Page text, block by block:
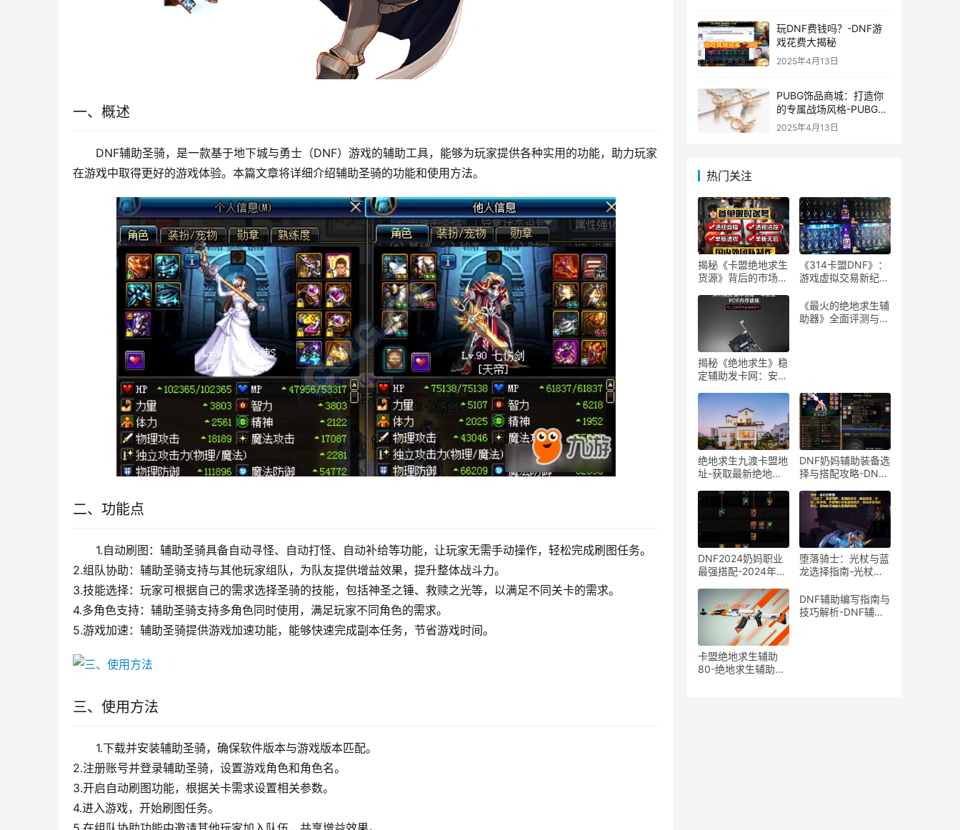
一、概述
DNF辅助圣骑，是一款基于地下城与勇士（DNF）游戏的辅助工具，能够为玩家提供各种实用的功能，助力玩家
在游戏中取得更好的游戏体验。本篇文章将详细介绍辅助圣骑的功能和使用方法。
二、功能点
1.自动刷图：辅助圣骑具备自动寻怪、自动打怪、自动补给等功能，让玩家无需手动操作，轻松完成刷图任务。
2.组队协助：辅助圣骑支持与其他玩家组队，为队友提供增益效果，提升整体战斗力。
3.技能选择：玩家可根据自己的需求选择圣骑的技能，包括神圣之锤、救赎之光等，以满足不同关卡的需求。
4.多角色支持：辅助圣骑支持多角色同时使用，满足玩家不同角色的需求。
5.游戏加速：辅助圣骑提供游戏加速功能，能够快速完成副本任务，节省游戏时间。
三、使用方法
1.下载并安装辅助圣骑，确保软件版本与游戏版本匹配。
2.注册账号并登录辅助圣骑，设置游戏角色和角色名。
3.开启自动刷图功能，根据关卡需求设置相关参数。
4.进入游戏，开始刷图任务。
玩DNF费钱吗？-DNF游
戏花费大揭秘
2025年4月13日
PUBG饰品商城：打造你
的专属战场风格-PUBG游
戏内饰品购买指南
2025年4月13日
热门关注
揭秘《卡盟绝地求生
货源》背后的市场与
货源供应链深度分析
《314卡盟DNF》：
游戏虚拟交易新纪
盟DNF平台的游戏道
具交易
揭秘《绝地求生》稳
定辅助发卡网：安全
生辅助工具发卡网深
度剖析与购买建议
《最火的绝地求生辅
助器》全面评测与安
绝地求生九渡卡盟地
址-获取最新绝地求
用教程
DNF奶妈辅助装备选
择与搭配攻略-DNF
备搭配技巧
DNF2024奶妈职业
最强搭配-2024年最
与技能搭配推荐
堕落骑士：光杖与蓝
龙选择指南-光杖还
备选择深度解析
卡盟绝地求生辅助
80-绝地求生辅助80
DNF辅助编写指南与
技巧解析-DNF辅助